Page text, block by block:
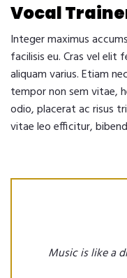
Vocal
Integer maximus
facilisis eu. Cras vel elit
aliquam varius. Etiam
tempor non sem vitae,
odio, placerat ac risus
vitae leo efficitur,
Music is like a